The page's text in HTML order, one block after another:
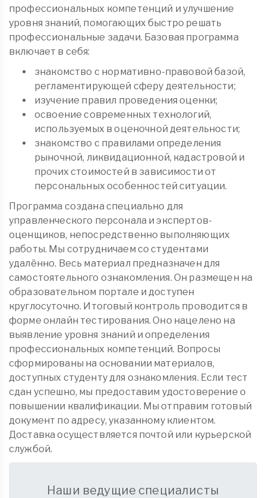
профессиональных компетенций и улучшение
уровня знаний, помогающих быстро решать
профессиональные задачи. Базовая программа
включает в себя:
знакомство с нормативно-правовой базой,
регламентирующей сферу деятельности;
изучение правил проведения оценки;
освоение современных технологий,
используемых в оценочной деятельности;
знакомство с правилами определения
рыночной, ликвидационной, кадастровой и
прочих стоимостей в зависимости от
персональных особенностей ситуации.
Программа создана специально для
управленческого персонала и экспертов-
оценщиков, непосредственно выполняющих
работы. Мы сотрудничаем со студентами
удалённо. Весь материал предназначен для
самостоятельного ознакомления. Он размещен на
образовательном портале и доступен
круглосуточно. Итоговый контроль проводится в
форме онлайн тестирования. Оно нацелено на
выявление уровня знаний и определения
профессиональных компетенций. Вопросы
сформированы на основании материалов,
доступных студенту для ознакомления. Если тест
сдан успешно, мы предоставим удостоверение о
повышении квалификации. Мы отправим готовый
документ по адресу, указанному клиентом.
Доставка осуществляется почтой или курьерской
службой.
Наши ведущие специалисты